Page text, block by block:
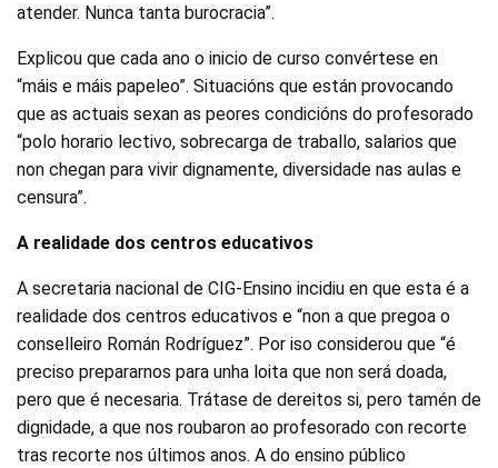
atender. Nunca tanta burocracia”.
Explicou que cada ano o inicio de curso convértese en
“máis e máis papeleo”. Situacións que están provocando
que as actuais sexan as peores condicións do profesorado
“polo horario lectivo, sobrecarga de traballo, salarios que
non chegan para vivir dignamente, diversidade nas aulas e
censura”.
A realidade dos centros educativos
A secretaria nacional de CIG-Ensino incidiu en que esta é a
realidade dos centros educativos e “non a que pregoa o
conselleiro Román Rodríguez”. Por iso considerou que “é
preciso prepararnos para unha loita que non será doada,
pero que é necesaria. Trátase de dereitos si, pero tamén de
dignidade, a que nos roubaron ao profesorado con recorte
tras recorte nos últimos anos. A do ensino público